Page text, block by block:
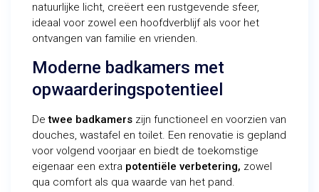
natuurlijke licht, creëert een rustgevende sfeer,
ideaal voor zowel een hoofdverblijf als voor het
ontvangen van familie en vrienden.
Moderne badkamers met
opwaarderingspotentieel
De twee badkamers zijn functioneel en voorzien van
douches, wastafel en toilet. Een renovatie is gepland
voor volgend voorjaar en biedt de toekomstige
eigenaar een extra potentiële verbetering, zowel
qua comfort als qua waarde van het pand.